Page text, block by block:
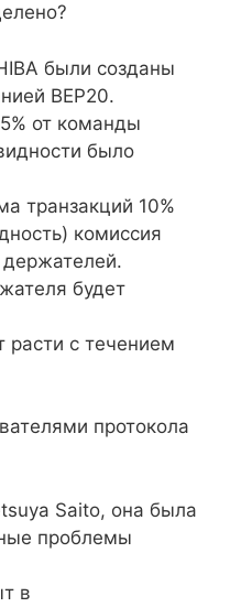
были созданы
BEP20.
от команды
было
транзакций 10%
комиссия
держателей.
будет
расти с течением
протокола
Saito, она была
проблемы
в